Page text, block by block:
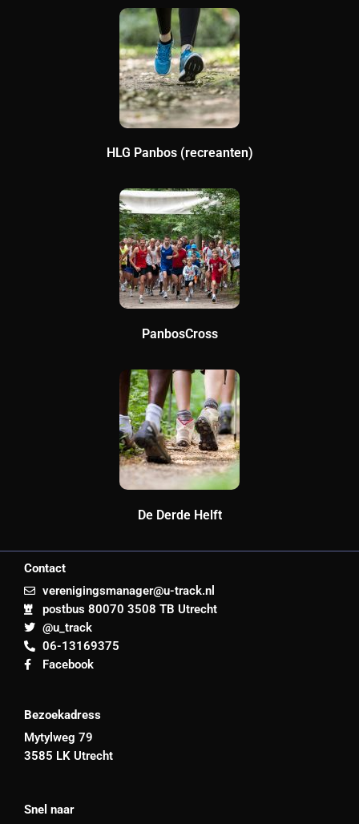
HLG Panbos (recreanten)
PanbosCross
De Derde Helft
Contact
verenigingsmanager@u-track.nl
postbus 80070 3508 TB Utrecht
@u_track
06-13169375
Facebook
Bezoekadress
Mytylweg 79
3585 LK Utrecht
Snel naar